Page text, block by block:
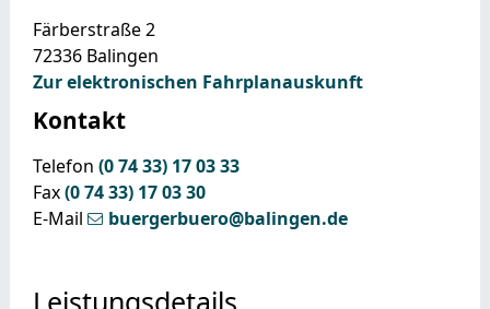
Färberstraße 2
72336 Balingen
Zur elektronischen Fahrplanauskunft
Kontakt
Telefon (07433) 170333
Fax(07433) 170330
E-Mail
buergerbuero@balingen.de
Leistungsdetails